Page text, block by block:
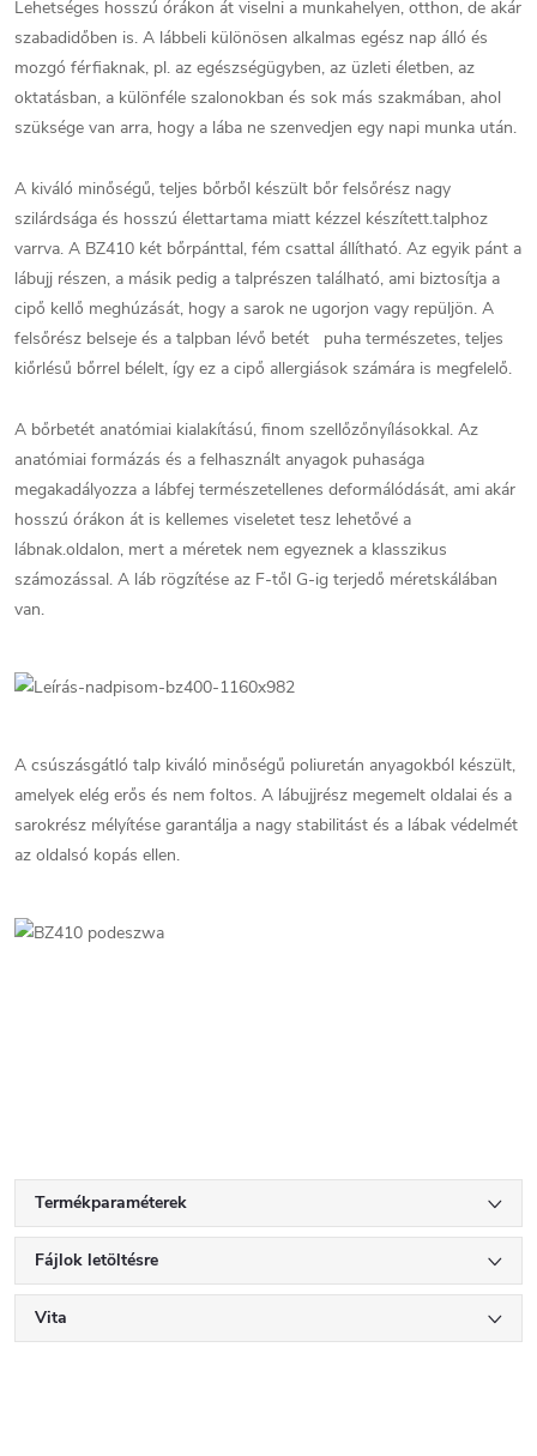
Lehetséges hosszú órákon át viselni a munkahelyen, otthon, de akár
szabadidőben is. A lábbeli különösen alkalmas egész nap álló és
mozgó férfiaknak, pl. az egészségügyben, az üzleti életben, az
oktatásban, a különféle szalonokban és sok más szakmában, ahol
szüksége van arra, hogy a lába ne szenvedjen egy napi munka után.
A kiváló minőségű, teljes bőrből készült bőr felsőrész nagy
szilárdsága és hosszú élettartama miatt kézzel készített.talphoz
varrva. A BZ410 két bőrpánttal, fém csattal állítható. Az egyik pánt a
lábujj részen, a másik pedig a talprészen található, ami biztosítja a
cipő kellő meghúzását, hogy a sarok ne ugorjon vagy repüljön. A
felsőrész belseje és a talpban lévő betét puha természetes, teljes
kiőrlésű bőrrel bélelt, így ez a cipő allergiások számára is megfelelő.
A bőrbetét anatómiai kialakítású, finom szellőzőnyílásokkal. Az
anatómiai formázás és a felhasznált anyagok puhasága
megakadályozza a lábfej természetellenes deformálódását, ami akár
hosszú órákon át is kellemes viseletet tesz lehetővé a
lábnak.oldalon, mert a méretek nem egyeznek a klasszikus
számozással. A láb rögzítése az F-től G-ig terjedő méretskálában
van.
A csúszásgátló talp kiváló minőségű poliuretán anyagokból készült,
amelyek elég erős és nem foltos. A lábujjrész megemelt oldalai és a
sarokrész mélyítése garantálja a nagy stabilitást és a lábak védelmét
az oldalsó kopás ellen.
Termékparaméterek
Fájlok letöltésre
Vita